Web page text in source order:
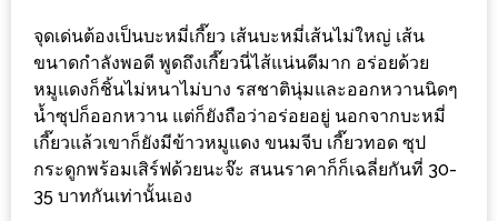
รวย
เสน่ห์
ของ
เชียงใหม่
ที่
ต้อง
ไป
จุดเด่นต้องเป็นบะหมี่เกี๊ยว เส้นบะหมี่เส้นไม่ใหญ่ เส้น
ขนาดกำลังพอดี พูดถึงเกี๊ยวนี่ไส้แน่นดีมาก อร่อยด้วย
หมูแดงก็ชิ้นไม่หนาไม่บาง รสชาตินุ่มและออกหวานนิดๆ
น้ำซุปก็ออกหวาน แต่ก็ยังถือว่าอร่อยอยู่ นอกจากบะหมี่
เกี๊ยวแล้วเขาก็ยังมีข้าวหมูแดง ขนมจีบ เกี๊ยวทอด ซุป
กระดูกพร้อมเสิร์ฟด้วยนะจ๊ะ สนนราคาก็ก็เฉลี่ยกันที่ 30-
35 บาทกันเท่านั้นเอง